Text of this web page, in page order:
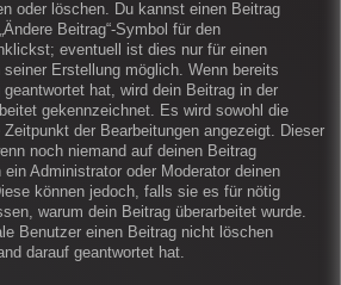
oder löschen. Du kannst einen Beitrag
Beitrag“-Symbol für den
eventuell ist dies nur für einen
Erstellung möglich. Wenn bereits
hat, wird dein Beitrag in der
gekennzeichnet. Es wird sowohl die
der Bearbeitungen angezeigt. Dieser
noch niemand auf deinen Beitrag
Administrator oder Moderator deinen
können jedoch, falls sie es für nötig
warum dein Beitrag überarbeitet wurde.
Benutzer einen Beitrag nicht löschen
darauf geantwortet hat.